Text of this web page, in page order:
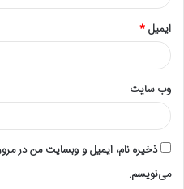
ایمیل*
وب‌ سایت
ذخیره نام، ایمیل و وبسایت من در
می‌نویسم.